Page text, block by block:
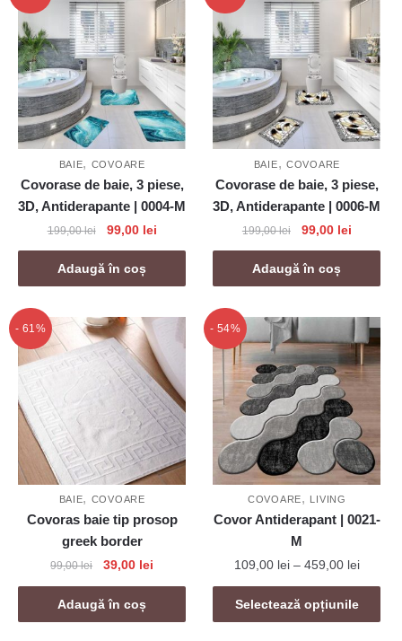
BAIE, COVOARE
Covorase de baie, 3 piese,
3D, Antiderapante | 0004-M
199,00lei
Prețul
inițial
a
fost:
99,00 leiPrețul
curent
99,00 lei.
Adaugă în coș
BAIE, COVOARE
Covorase de baie, 3 piese,
3D, Antiderapante | 0006-M
199,00lei
Prețul
inițial
a
fost:
99,00 leiPrețul
curent
99,00 lei.
Adaugă în coș
- 61%
BAIE, COVOARE
Covoras baie tip prosop
greek border
99,00lei
Prețul
inițial
a
fost:
39,00 lei
curent
39,00 lei.
Adaugă în coș
- 54%
COVOARE, LIVING
Covor Antiderapant | 0021-
M
109,00 lei – 459,00 leiInterval
de
prețuri:
109,00
Selectează opțiunile
Acest
produs